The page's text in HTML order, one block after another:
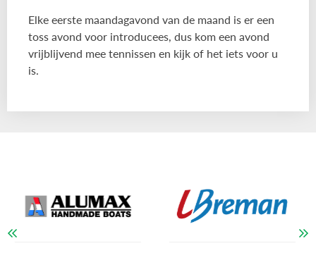
Elke eerste maandagavond van de maand is er een
toss avond voor introducees, dus kom een avond
vrijblijvend mee tennissen en kijk of het iets voor u
is.